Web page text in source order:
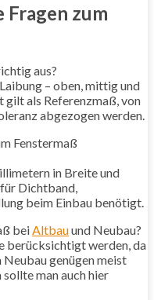
Fragen zum
aus?
– oben, mittig und
gilt als Referenzmaß, von
abgezogen werden.
Fenstermaß
in Breite und
Dichtband,
beim Einbau benötigt.
bei Altbauund Neubau?
berücksichtigt werden, da
Neubau genügen meist
man auch hier